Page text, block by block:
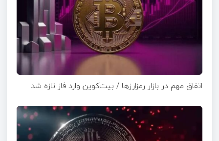
اتفاق مهم در بازار رمزارزها / بیت‌کوین وارد فاز تازه شد